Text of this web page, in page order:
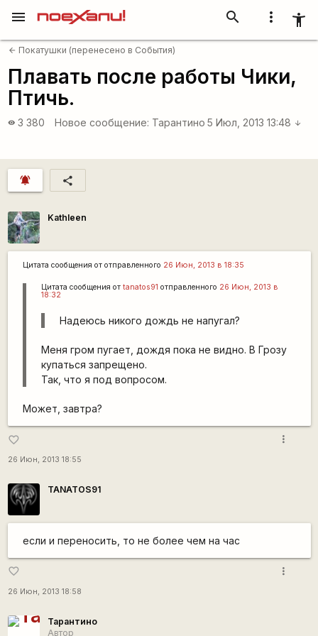
more_vert accessibility_new
search
menu
arrow_back Покатушки (перенесено в События)
Плавать после работы Чики,
Птичь.
visibility 3 380 Новое сообщение: Тарантино 5 Июл, 2013 13:48 arrow_downward
notifications_active share
Kathleen
Цитата сообщения от отправленного 26 Июн, 2013 в 18:35
Цитата сообщения от tanatos91 отправленного 26 Июн, 2013 в
18:32
Надеюсь никого дождь не напугал?
Меня гром пугает, дождя пока не видно. В Грозу
купаться запрещено.
Так, что я под вопросом.
Может, завтра?
favorite_border
26 Июн, 2013 18:55
more_vert
TANATOS91
если и переносить, то не более чем на час
favorite_border
26 Июн, 2013 18:58
more_vert
Тарантино
Автор